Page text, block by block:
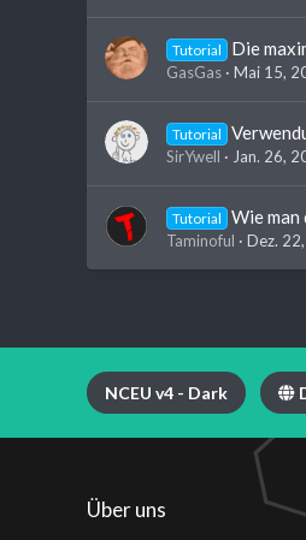
Tutorial Die
GasGas Mai 15,
Tutorial
SirYwell Jan. 26,
Tutorial Wie
Taminoful Dez.
Über uns
NCEU v4 - Dark